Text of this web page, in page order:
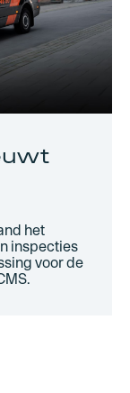
het
inspecties
voor de